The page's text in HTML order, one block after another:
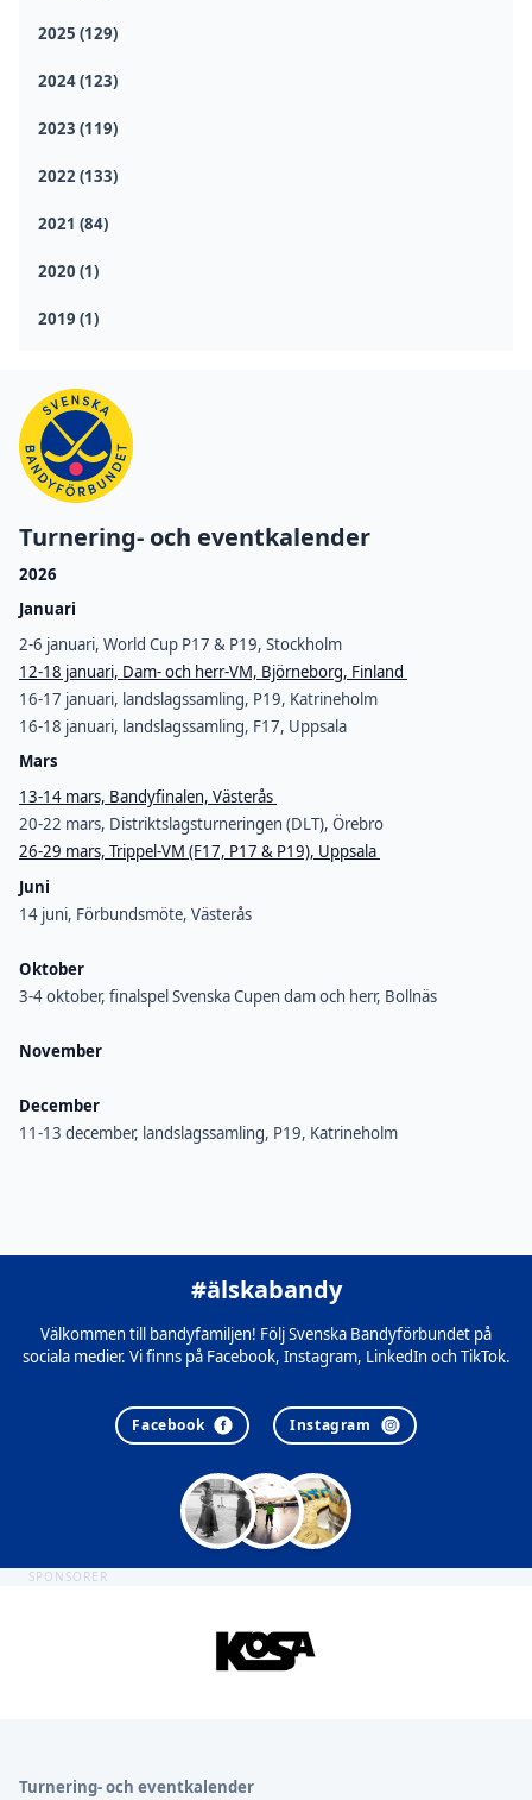
2025 (129)
2024 (123)
2023 (119)
2022 (133)
2021 (84)
2020 (1)
2019 (1)
Turnering- och eventkalender
2026
Januari
2-6 januari, World Cup P17 & P19, Stockholm
12-18 januari, Dam- och herr-VM, Björneborg, Finland
16-17 januari, landslagssamling, P19, Katrineholm
16-18 januari, landslagssamling, F17, Uppsala
Mars
13-14 mars, Bandyfinalen, Västerås
20-22 mars, Distriktslagsturneringen (DLT), Örebro
26-29 mars, Trippel-VM (F17, P17 & P19), Uppsala
Juni
14 juni, Förbundsmöte, Västerås
Oktober
3-4 oktober, finalspel Svenska Cupen dam och herr, Bollnäs
November
December
11-13 december, landslagssamling, P19, Katrineholm
#älskabandy
Välkommen till bandyfamiljen! Följ Svenska Bandyförbundet på
sociala medier. Vi finns på Facebook, Instagram, LinkedIn och TikTok.
Facebook Instagram
SPONSORER
Turnering- och eventkalender